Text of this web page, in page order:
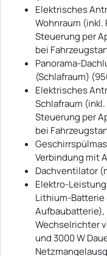
Elektrisches
Wohnraum (inkl.
Steuerung per
bei
Panorama-
(Schlafraum)
Elektrisches
Schlafraum
Steuerung per
bei
Verbindung mit
Dachventilator
Elektro-
Lithium-Batterie
Aufbaubatterie),
Wechselrichter
und 3000 W